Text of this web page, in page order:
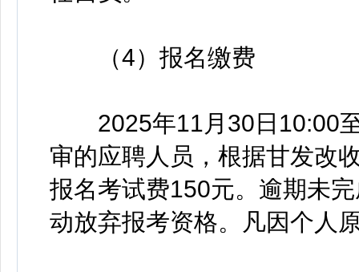
（4）报名缴费
2025年11月30日10:00至
审的应聘人员，根据甘发改
报名考试费150元。逾期未
动放弃报考资格。凡因个人